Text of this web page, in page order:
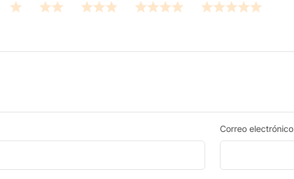
Correo electrónico